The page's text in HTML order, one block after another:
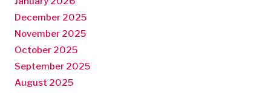
December 2025
November 2025
October 2025
September 2025
August 2025